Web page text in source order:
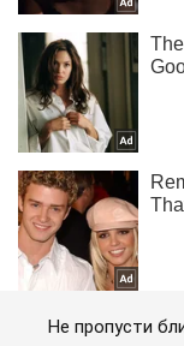
Не пропусти